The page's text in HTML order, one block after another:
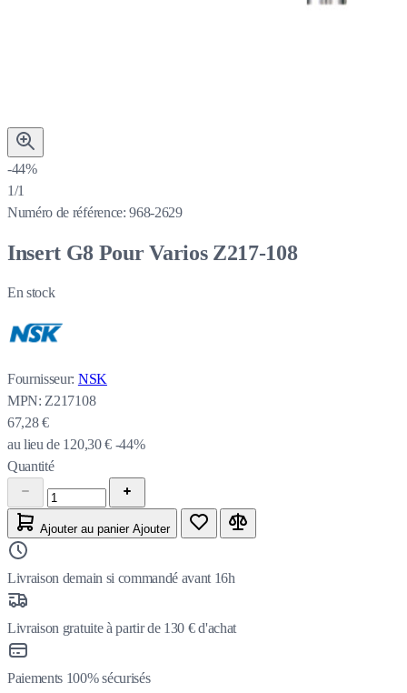
-44%
1/1
Numéro de référence: 968-2629
Insert G8 Pour Varios Z217-108
En stock
Fournisseur: NSK
MPN: Z217108
67,28 €
au lieu de 120,30 € -44%
Quantité
Ajouter au panier Ajouter
Livraison demain si commandé avant 16h
Livraison gratuite à partir de 130 € d'achat
Paiements 100% sécurisés